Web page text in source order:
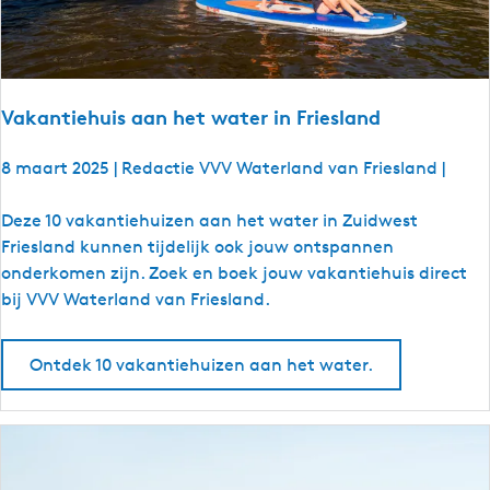
u
m
Vakantiehuis aan het water in Friesland
8 maart 2025 | Redactie VVV Waterland van Friesland |
V
a
k
a
h
Deze 10 vakantiehuizen aan het water in Zuidwest
Friesland kunnen tijdelijk ook jouw ontspannen
onderkomen zijn. Zoek en boek jouw vakantiehuis direct
bij VVV Waterland van Friesland.
Ontdek 10 vakantiehuizen aan het water.